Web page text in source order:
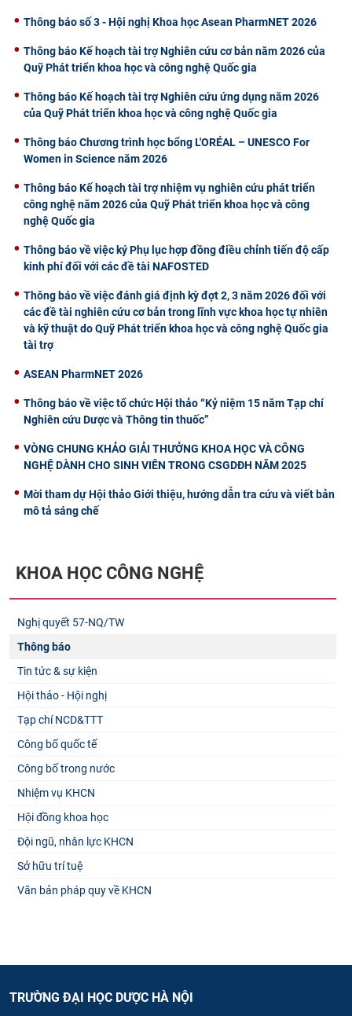
Thông báo số 3 - Hội nghị Khoa học Asean PharmNET 2026
Thông báo Kế hoạch tài trợ Nghiên cứu cơ bản năm 2026 của
Quỹ Phát triển khoa học và công nghệ Quốc gia
Thông báo Kế hoạch tài trợ Nghiên cứu ứng dụng năm 2026
của Quỹ Phát triển khoa học và công nghệ Quốc gia
Thông báo Chương trình học bổng L'ORÉAL – UNESCO For
Women in Science năm 2026
Thông báo Kế hoạch tài trợ nhiệm vụ nghiên cứu phát triển
công nghệ năm 2026 của Quỹ Phát triển khoa học và công
nghệ Quốc gia
Thông báo về việc ký Phụ lục hợp đồng điều chỉnh tiến độ cấp
kinh phí đối với các đề tài NAFOSTED
Thông báo về việc đánh giá định kỳ đợt 2, 3 năm 2026 đối với
các đề tài nghiên cứu cơ bản trong lĩnh vực khoa học tự nhiên
và kỹ thuật do Quỹ Phát triển khoa học và công nghệ Quốc gia
tài trợ
ASEAN PharmNET 2026
Thông báo về việc tổ chức Hội thảo “Kỷ niệm 15 năm Tạp chí
Nghiên cứu Dược và Thông tin thuốc”
VÒNG CHUNG KHẢO GIẢI THƯỞNG KHOA HỌC VÀ CÔNG
NGHỆ DÀNH CHO SINH VIÊN TRONG CSGDĐH NĂM 2025
Mời tham dự Hội thảo Giới thiệu, hướng dẫn tra cứu và viết bản
mô tả sáng chế
KHOA HỌC CÔNG NGHỆ
Nghị quyết 57-NQ/TW
Thông báo
Tin tức & sự kiện
Hội thảo - Hội nghị
Tạp chí NCD&TTT
Công bố quốc tế
Công bố trong nước
Nhiệm vụ KHCN
Hội đồng khoa học
Đội ngũ, nhân lực KHCN
Sở hữu trí tuệ
Văn bản pháp quy về KHCN
TRƯỜNG ĐẠI HỌC DƯỢC HÀ NỘI